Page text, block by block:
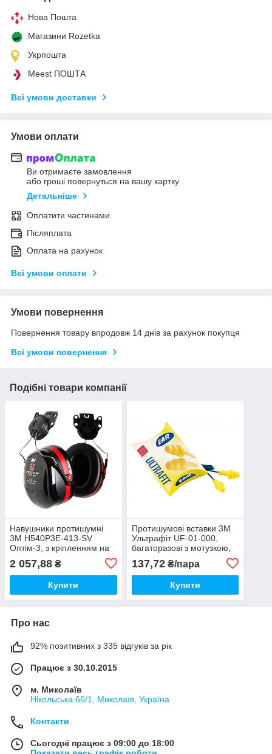
Нова Пошта
Магазини Rozetka
Укрпошта
Meest ПОШТА
Всі умови доставки
Умови оплати
Ви отримаєте замовлення
або гроші повернуться на вашу картку
Детальніше
Оплатити частинами
Післяплата
Оплата на рахунок
Всі умови оплати
Умови повернення
Повернення товару впродовж 14 днів за рахунок покупця
Всі умови повернення
Подібні товари компанії
Навушники протишумні
3М H540P3E-413-SV
Оптім-3, з кріпленням на
2 057,88 ₴
Купити
Протишумові вставки 3М
Ультрафіт UF-01-000,
багаторазові з мотузкою,
137,72₴/пара
Купити
Про нас
92% позитивних з 335 відгуків за рік
Працює з 30.10.2015
м. Миколаїв
Нікольська 66/1, Миколаїв, Україна
Контакти
Сьогодні працює з 09:00 до 18:00